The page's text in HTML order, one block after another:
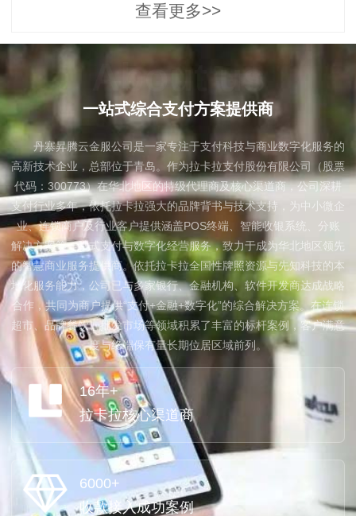
查看更多>>
About us
一站式综合支付方案提供商
丹寨昇腾云金服公司是一家专注于支付科技与商业数字化服务的
高新技术企业，总部位于青岛。作为拉卡拉支付股份有限公司（股票
代码：300773）在华北地区的特级代理商及核心渠道商，公司深耕
支付行业多年，依托拉卡拉强大的品牌背书与技术支持，为中小微企
业、连锁商户及行业客户提供涵盖POS终端、智能收银系统、分账
解决方案等一站式支付与数字化经营服务，致力于成为华北地区领先
的智慧商业服务提供商。依托拉卡拉全国性牌照资源与先知科技的本
地化服务能力，公司已与多家银行、金融机构、软件开发商达成战略
合作，共同为商户提供“支付+金融+数字化”的综合解决方案。在连锁
超市、品牌餐饮、批发市场等领域积累了丰富的标杆案例，客户满意
度与终端保有量长期位居区域前列。
16年+
拉卡拉核心渠道商
6000+
收款接入成功案例